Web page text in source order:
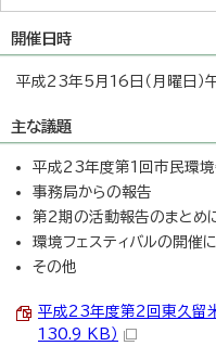
開催日時
平成23年5月16日（月曜日
主な議題
平成23年度第1回市民環境
事務局からの報告
第2期の活動報告のまとめ
環境フェスティバルの開催
その他
平成23年度第2回東久留
130.9 KB）